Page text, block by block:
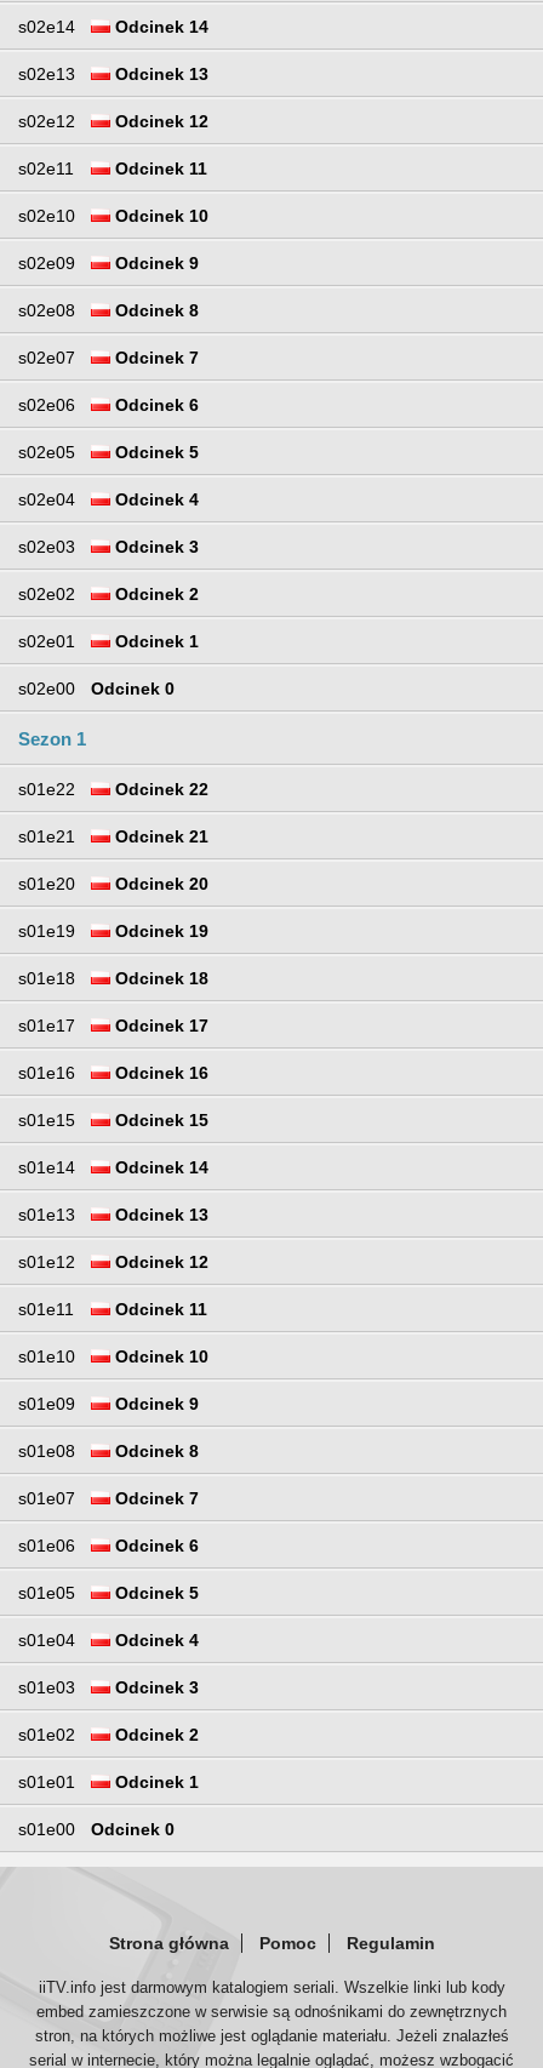
s02e14 Odcinek 14
s02e13 Odcinek 13
s02e12 Odcinek 12
s02e11 Odcinek 11
s02e10 Odcinek 10
s02e09 Odcinek 9
s02e08 Odcinek 8
s02e07 Odcinek 7
s02e06 Odcinek 6
s02e05 Odcinek 5
s02e04 Odcinek 4
s02e03 Odcinek 3
s02e02 Odcinek 2
s02e01 Odcinek 1
s02e00 Odcinek 0
Sezon 1
s01e22 Odcinek 22
s01e21 Odcinek 21
s01e20 Odcinek 20
s01e19 Odcinek 19
s01e18 Odcinek 18
s01e17 Odcinek 17
s01e16 Odcinek 16
s01e15 Odcinek 15
s01e14 Odcinek 14
s01e13 Odcinek 13
s01e12 Odcinek 12
s01e11 Odcinek 11
s01e10 Odcinek 10
s01e09 Odcinek 9
s01e08 Odcinek 8
s01e07 Odcinek 7
s01e06 Odcinek 6
s01e05 Odcinek 5
s01e04 Odcinek 4
s01e03 Odcinek 3
s01e02 Odcinek 2
s01e01 Odcinek 1
s01e00 Odcinek 0
Strona główna Pomoc Regulamin
iiTV.info jest darmowym katalogiem seriali. Wszelkie linki lub kody
embed zamieszczone w serwisie są odnośnikami do zewnętrznych
stron, na których możliwe jest oglądanie materiału. Jeżeli znalazłeś
serial w internecie, który można legalnie oglądać, możesz wzbogacić